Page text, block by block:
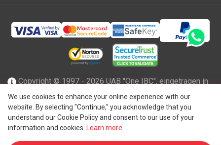
We use cookies to enhance your online experience with our
website. By selecting "Continue," you acknowledge that you
understand our Cookie Policy and consent to our use of your
information and cookies.
Learn more
Copyright © 1997 - 2026 UAB "One IBC", eingetragen in
der Republik Litauen mit beschränkter Haftung und Mitglied
des One IBC Netzwerks einer unabhängigen und separaten
juristischen Person, die mit der One IBC
Limited"), einer Schweizer Einheit, verbunden ist. Alle